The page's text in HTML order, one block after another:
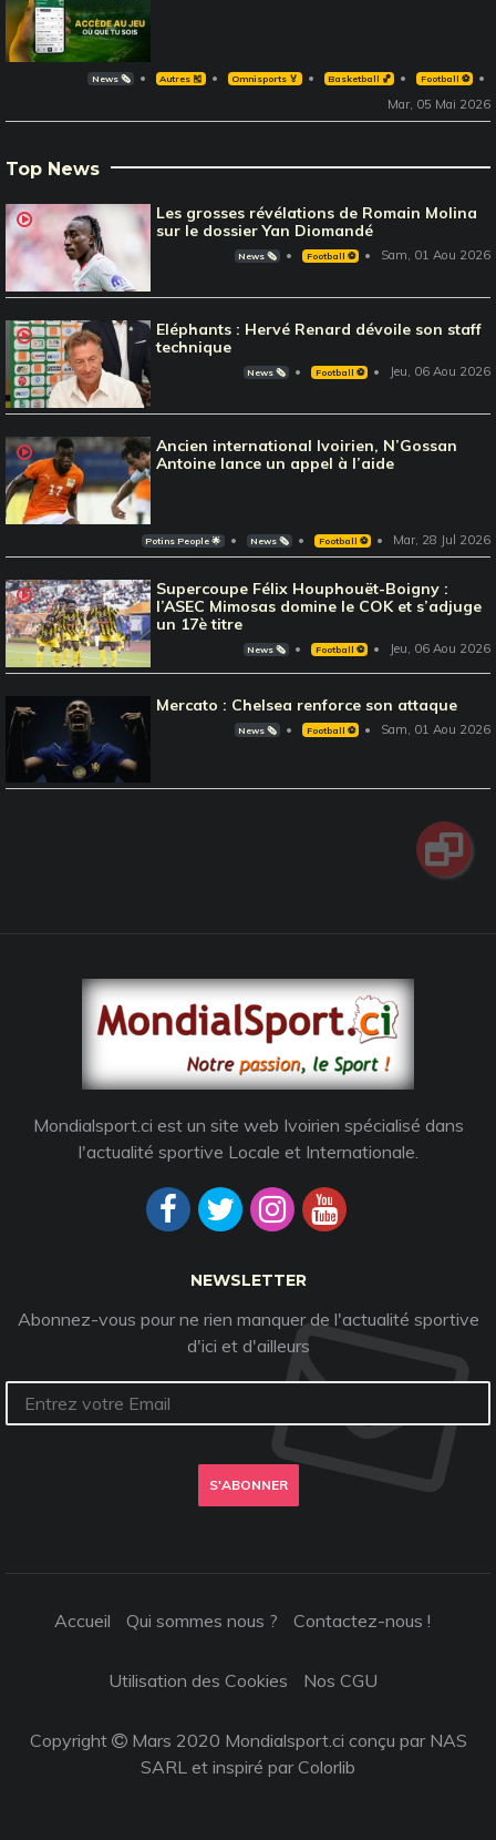
News 🗞️ Autres 🎽 Omnisports 🏅 Basketball 🏀 Football ⚽️
Mar, 05 Mai 2026
Top News
Les grosses révélations de Romain Molina
sur le dossier Yan Diomandé
News 🗞️ Football ⚽️ Sam, 01 Aou 2026
Eléphants : Hervé Renard dévoile son staff
technique
News 🗞️ Football ⚽️ Jeu, 06 Aou 2026
Ancien international Ivoirien, N’Gossan
Antoine lance un appel à l’aide
Potins People 🌟 News 🗞️ Football ⚽️ Mar, 28 Jul 2026
Supercoupe Félix Houphouët-Boigny :
l’ASEC Mimosas domine le COK et s’adjuge
un 17è titre
News 🗞️ Football ⚽️ Jeu, 06 Aou 2026
Mercato : Chelsea renforce son attaque
News 🗞️ Football ⚽️ Sam, 01 Aou 2026
Mondialsport.ci est un site web Ivoirien spécialisé dans
l'actualité sportive Locale et Internationale.
NEWSLETTER
Abonnez-vous pour ne rien manquer de l'actualité sportive
d'ici et d'ailleurs
S'ABONNER
Accueil Qui sommes nous ? Contactez-nous !
Utilisation des Cookies Nos CGU
Copyright
Mars 2020 Mondialsport.ci conçu par NAS
SARL et inspiré parColorlib